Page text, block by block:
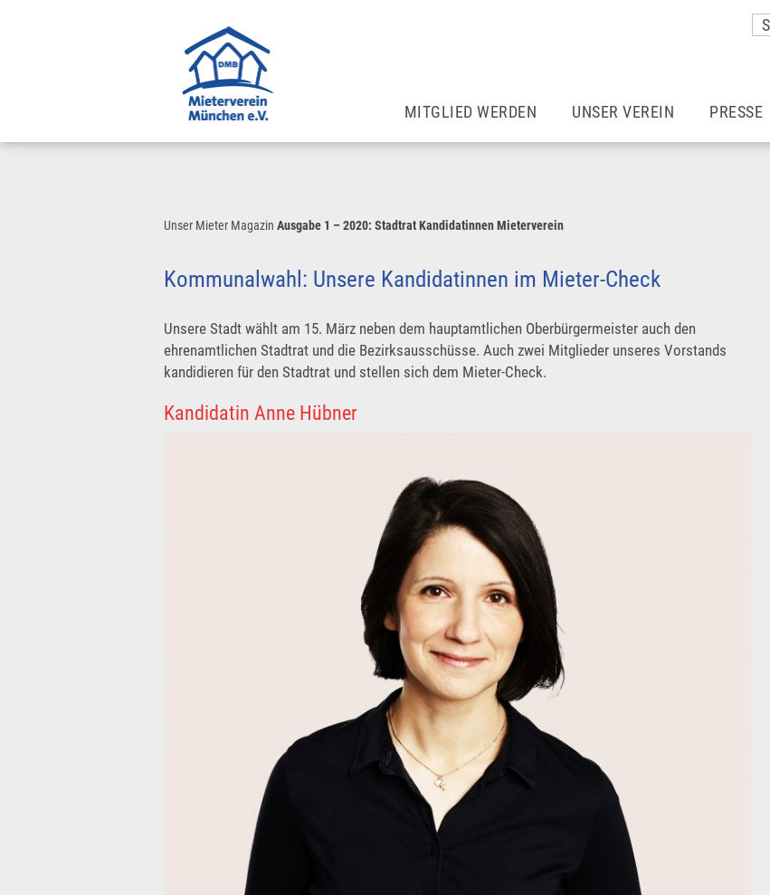
MITGLIED WERDEN
Wohnraummieter*innen
Ermäßigter Beitrag
Vereine
Rechtsberatung
Häufige Fragen/FAQs
UNSER VEREIN
Satzung
Zusätzliche Vorteile
PRESSE
Mieter
Unser Mieter Magazin Ausgabe 1 – 2020: Stadtrat Kandidatinnen Mieterverein
Kommunalwahl: Unsere Kandidatinnen im Mieter-Check
Unsere Stadt wählt am 15. März neben dem hauptamtlichen Oberbürgermeister auch den
ehrenamtlichen Stadtrat und die Bezirksausschüsse. Auch zwei Mitglieder unseres Vorstands
kandidieren für den Stadtrat und stellen sich dem Mieter-Check.
Kandidatin Anne Hübner